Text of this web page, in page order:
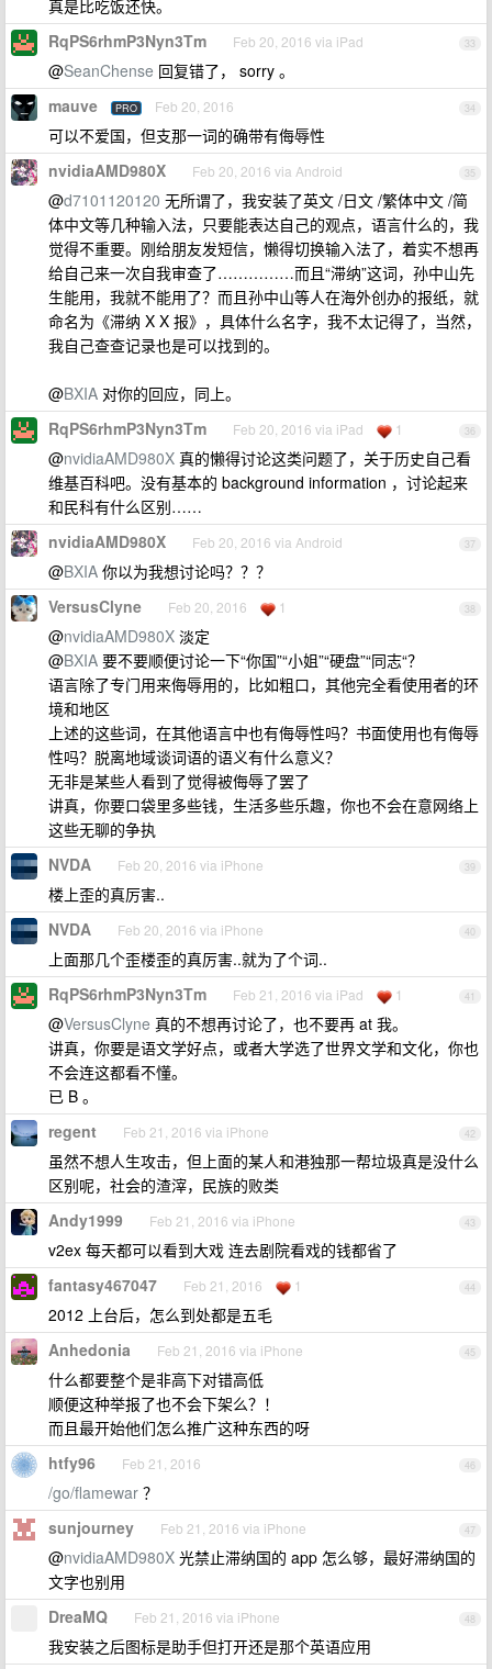
真是比吃饭还快。
33
RqPS6rhmP3Nyn3Tm Feb 20, 2016 via iPad
@SeanChense 回复错了， sorry 。
34
mauve PRO Feb 20, 2016
可以不爱国，但支那一词的确带有侮辱性
35
nvidiaAMD980X Feb 20, 2016 via Android
@d7101120120 无所谓了，我安装了英文 /日文 /繁体中文 /简
体中文等几种输入法，只要能表达自己的观点，语言什么的，我
觉得不重要。刚给朋友发短信，懒得切换输入法了，着实不想再
给自己来一次自我审查了……………而且“滞纳”这词，孙中山先
生能用，我就不能用了？而且孙中山等人在海外创办的报纸，就
命名为《滞纳 X X 报》，具体什么名字，我不太记得了，当然，
我自己查查记录也是可以找到的。
@BXIA 对你的回应，同上。
36
RqPS6rhmP3Nyn3Tm Feb 20, 2016 via iPad 1
@nvidiaAMD980X 真的懒得讨论这类问题了，关于历史自己看
维基百科吧。没有基本的 background information ，讨论起来
和民科有什么区别……
37
nvidiaAMD980X Feb 20, 2016 via Android
@BXIA 你以为我想讨论吗？？？
38
VersusClyne Feb 20, 2016 1
@nvidiaAMD980X 淡定
@BXIA 要不要顺便讨论一下“你国”“小姐”“硬盘”“同志“？
语言除了专门用来侮辱用的，比如粗口，其他完全看使用者的环
境和地区
上述的这些词，在其他语言中也有侮辱性吗？书面使用也有侮辱
性吗？脱离地域谈词语的语义有什么意义？
无非是某些人看到了觉得被侮辱了罢了
讲真，你要口袋里多些钱，生活多些乐趣，你也不会在意网络上
这些无聊的争执
39
NVDA Feb 20, 2016 via iPhone
楼上歪的真厉害..
40
NVDA Feb 20, 2016 via iPhone
上面那几个歪楼歪的真厉害..就为了个词..
41
RqPS6rhmP3Nyn3Tm Feb 21, 2016 via iPad 1
@VersusClyne 真的不想再讨论了，也不要再 at 我。
讲真，你要是语文学好点，或者大学选了世界文学和文化，你也
不会连这都看不懂。
已 B 。
42
regent Feb 21, 2016 via iPhone
虽然不想人生攻击，但上面的某人和港独那一帮垃圾真是没什么
区别呢，社会的渣滓，民族的败类
43
Andy1999 Feb 21, 2016 via iPhone
v2ex 每天都可以看到大戏 连去剧院看戏的钱都省了
44
fantasy467047 Feb 21, 2016 1
2012 上台后，怎么到处都是五毛
45
Anhedonia Feb 21, 2016 via iPhone
什么都要整个是非高下对错高低
顺便这种举报了也不会下架么？！
而且最开始他们怎么推广这种东西的呀
46
htfy96 Feb 21, 2016
/go/flamewar ？
47
sunjourney Feb 21, 2016 via iPhone
@nvidiaAMD980X 光禁止滞纳国的 app 怎么够，最好滞纳国的
文字也别用
48
DreaMQ Feb 21, 2016 via iPhone
我安装之后图标是助手但打开还是那个英语应用